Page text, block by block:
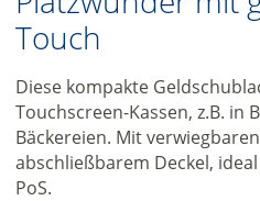
Touch
Diese kompakte
Touchscreen-Kassen, z.B. in
Bäckereien. Mit
abschließbarem Deckel,
PoS.